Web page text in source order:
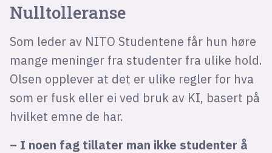
Nulltolleranse
Som leder av NITO Studentene får hun høre
mange meninger fra studenter fra ulike hold.
Olsen opplever at det er ulike regler for hva
som er fusk eller ei ved bruk av KI, basert på
hvilket emne de har.
– I noen fag tillater man ikke studenter å